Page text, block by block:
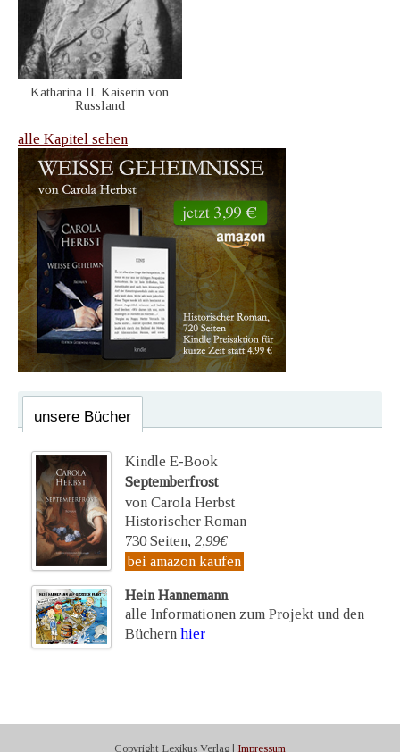
Katharina II. Kaiserin von
Russland
alle Kapitel sehen
unsere Bücher
Kindle E-Book
Septemberfrost
von Carola Herbst
Historischer Roman
730 Seiten, 2,99€
bei amazon kaufen
Hein Hannemann
alle Informationen zum Projekt und den
Büchern hier
Copyright Lexikus Verlag | Impressum